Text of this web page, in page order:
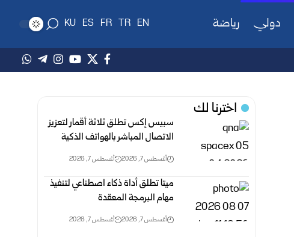
دولي رياضة EN
TR
FR
ES
KU
اخترنا لك
سبيس إكس تطلق ثلاثة أقمار لتعزيز
الاتصال المباشر بالهواتف الذكية
أغسطس 7, 2026 أغسطس 7, 2026
ميتا تطلق أداة ذكاء اصطناعي لتنفيذ
مهام البرمجة المعقدة
أغسطس 7, 2026 أغسطس 7, 2026